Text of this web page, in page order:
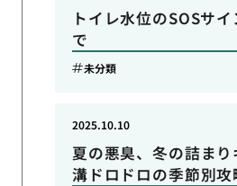
トイレ水位のSOSサ
で
未分類
夏の悪臭、冬の詰ま
溝ドロドロの季節別攻
2025.10.10